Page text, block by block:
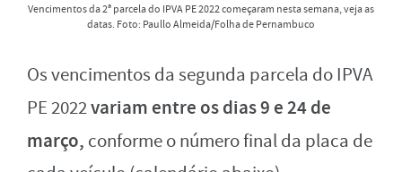
Vencimentos da 2ª parcela do IPVA PE 2022 começaram nesta semana, veja as
datas. Foto: Paullo Almeida/Folha de Pernambuco
Os vencimentos da segunda parcela do IPVA
PE 2022variam entre os dias 9 e 24 de
março, conforme o número final da placa de